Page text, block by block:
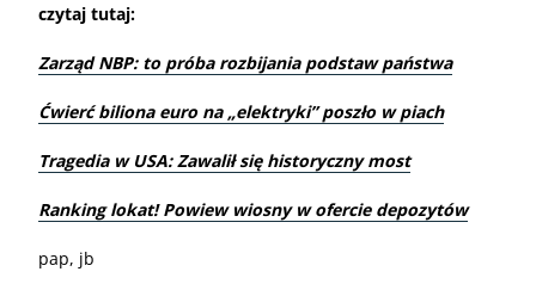
czytaj tutaj:
Zarząd NBP: to próba rozbijania podstaw państwa
Ćwierć biliona euro na „elektryki” poszło w piach
Tragedia w USA: Zawalił się historyczny most
Ranking lokat! Powiew wiosny w ofercie depozytów
pap, jb